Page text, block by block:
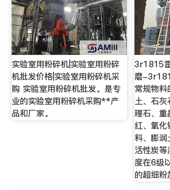
实验室用粉碎机|实验室用粉碎
机批发价格|实验室用粉碎机采
购 实验室用粉碎机批发。是专
业的实验室用粉碎机采购**产
品和厂家。
3r1815
磨-
常规物
土、石
理石、重
红、氧化
料、膨润
活性炭
度在6级
的超细粉